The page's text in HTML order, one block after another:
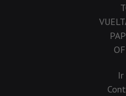
Ir